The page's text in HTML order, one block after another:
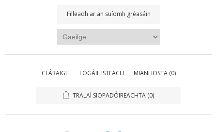
Filleadh ar an suíomh gréasáin
CLÁRAIGH LÓGÁIL ISTEACH MIANLIOSTA (0)
TRALAÍ SIOPADÓIREACHTA (0)